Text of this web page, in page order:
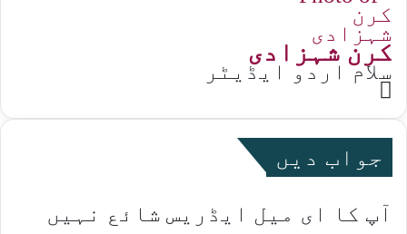
کرن شہزادی
سلام اردو ایڈیٹر
Website
جواب دیں
آپ کا ای میل ایڈریس شائع نہیں